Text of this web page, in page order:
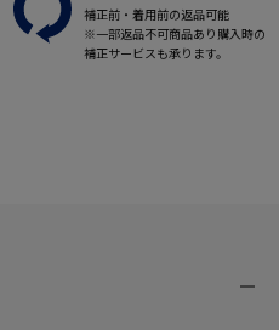
補正前・着用前の返品可能
※一部返品不可商品あり購入時の
補正サービスも承ります。